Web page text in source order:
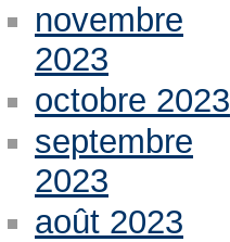
novembre
2023
octobre 2023
septembre
2023
août 2023